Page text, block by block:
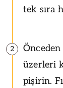
tek sıra
2
Önceden
üzerleri
pişirin.